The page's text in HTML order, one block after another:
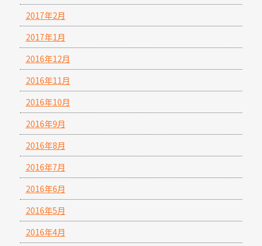
2017年2月
2017年1月
2016年12月
2016年11月
2016年10月
2016年9月
2016年8月
2016年7月
2016年6月
2016年5月
2016年4月